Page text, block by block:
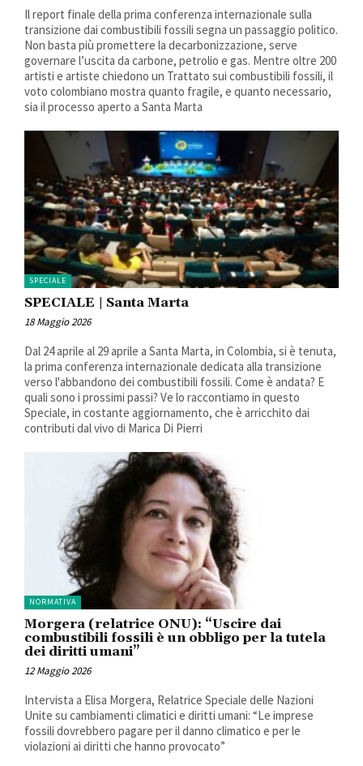
Il report finale della prima conferenza internazionale sulla
transizione dai combustibili fossili segna un passaggio politico.
Non basta più promettere la decarbonizzazione, serve
governare l’uscita da carbone, petrolio e gas. Mentre oltre 200
artisti e artiste chiedono un Trattato sui combustibili fossili, il
voto colombiano mostra quanto fragile, e quanto necessario,
sia il processo aperto a Santa Marta
SPECIALE
SPECIALE | Santa Marta
18 Maggio 2026
Dal 24 aprile al 29 aprile a Santa Marta, in Colombia, si è tenuta,
la prima conferenza internazionale dedicata alla transizione
verso l'abbandono dei combustibili fossili. Come è andata? E
quali sono i prossimi passi? Ve lo raccontiamo in questo
Speciale, in costante aggiornamento, che è arricchito dai
contributi dal vivo di Marica Di Pierri
NORMATIVA
Morgera (relatrice ONU): “Uscire dai
combustibili fossili è un obbligo per la tutela
dei diritti umani”
12 Maggio 2026
Intervista a Elisa Morgera, Relatrice Speciale delle Nazioni
Unite su cambiamenti climatici e diritti umani: “Le imprese
fossili dovrebbero pagare per il danno climatico e per le
violazioni ai diritti che hanno provocato”